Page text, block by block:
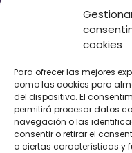
cookies
Para ofrecer las mejores
como las cookies para
del dispositivo. El
permitirá procesar datos
navegación o las
consentir o retirar el
a ciertas características y